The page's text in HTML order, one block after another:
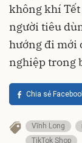
không khí
người tiêu
hướng đi mới
nghiệp trong
Chia sẻ
Vĩnh Long
TikTok Shop